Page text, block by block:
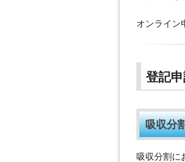
オンライン
登記
吸収分
吸収分割に